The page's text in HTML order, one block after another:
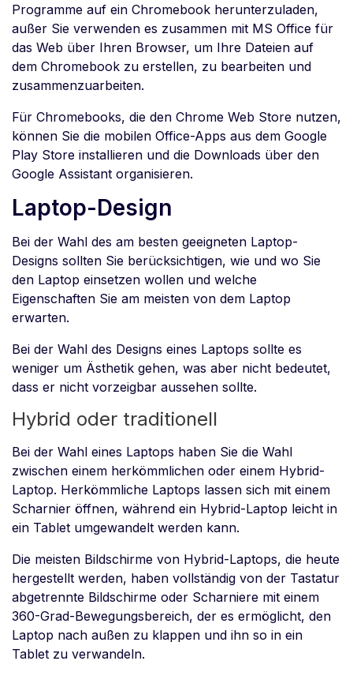
Programme auf ein Chromebook herunterzuladen,
außer Sie verwenden es zusammen mit MS Office für
das Web über Ihren Browser, um Ihre Dateien auf
dem Chromebook zu erstellen, zu bearbeiten und
zusammenzuarbeiten.
Für Chromebooks, die den Chrome Web Store nutzen,
können Sie die mobilen Office-Apps aus dem Google
Play Store installieren und die Downloads über den
Google Assistant organisieren.
Laptop-Design
Bei der Wahl des am besten geeigneten Laptop-
Designs sollten Sie berücksichtigen, wie und wo Sie
den Laptop einsetzen wollen und welche
Eigenschaften Sie am meisten von dem Laptop
erwarten.
Bei der Wahl des Designs eines Laptops sollte es
weniger um Ästhetik gehen, was aber nicht bedeutet,
dass er nicht vorzeigbar aussehen sollte.
Hybrid oder traditionell
Bei der Wahl eines Laptops haben Sie die Wahl
zwischen einem herkömmlichen oder einem Hybrid-
Laptop. Herkömmliche Laptops lassen sich mit einem
Scharnier öffnen, während ein Hybrid-Laptop leicht in
ein Tablet umgewandelt werden kann.
Die meisten Bildschirme von Hybrid-Laptops, die heute
hergestellt werden, haben vollständig von der Tastatur
abgetrennte Bildschirme oder Scharniere mit einem
360-Grad-Bewegungsbereich, der es ermöglicht, den
Laptop nach außen zu klappen und ihn so in ein
Tablet zu verwandeln.